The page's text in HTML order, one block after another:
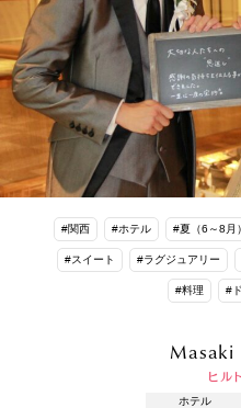
#関西 #ホテル #夏（6～8月）
#スイート #ラグジュアリー
#料理 #
Masaki
ヒル
ホテル